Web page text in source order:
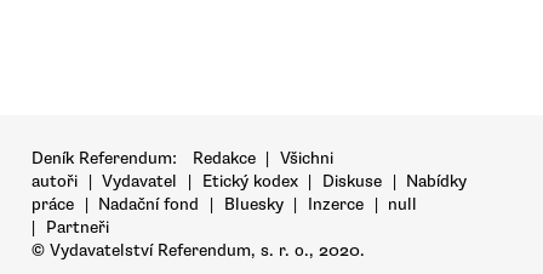
Deník Referendum: Redakce | Všichni
autoři | Vydavatel | Etický kodex | Diskuse | Nabídky
práce | Nadační fond | Bluesky | Inzerce | null
|
Partneři
© Vydavatelství Referendum, s. r. o., 2020.